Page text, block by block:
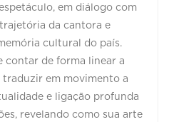
em diálogo com
da cantora e
cultural do país.
contar de forma linear a
traduzir em movimento a
e ligação profunda
revelando como sua arte